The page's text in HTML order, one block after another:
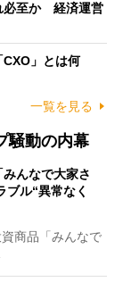
必至か 経済運営
」とは何
一覧を見る
騒動の内幕
みんなで大家さ
ブル“異常なく
商品「みんなで